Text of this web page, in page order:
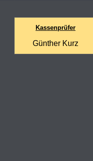
Kassenprüfer
Günther Kurz